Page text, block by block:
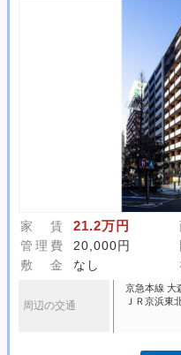
家 賃 21.2万円
管理費
20,000円
敷 金
なし
周辺の交通
京急本線 大
ＪＲ京浜東